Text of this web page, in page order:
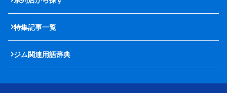
特集記事一覧
ジム関連用語辞典